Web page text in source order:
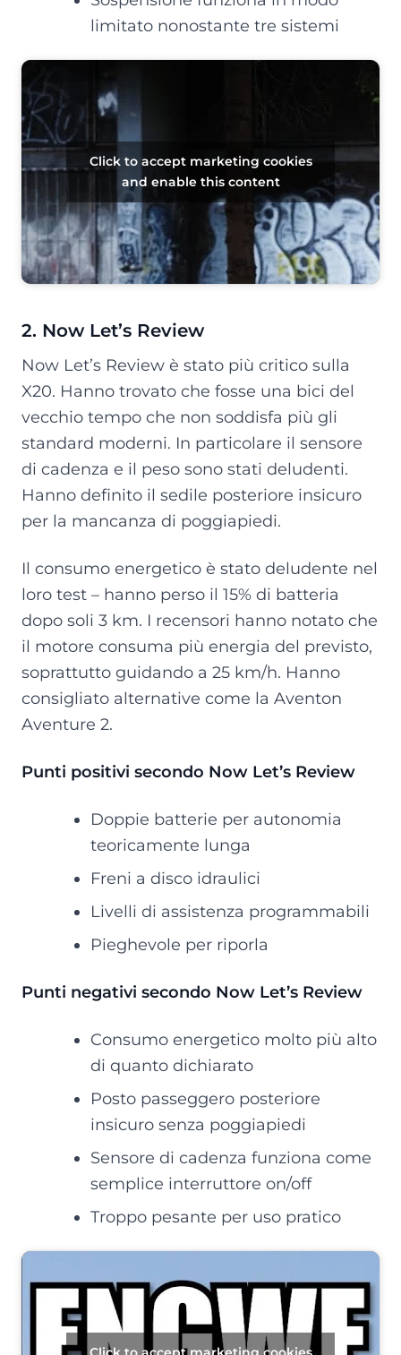
limitato nonostante tre sistemi
Click to accept marketing cookies
and enable this content
2. Now Let’s Review
Now Let’s Review è stato più critico sulla
X20. Hanno trovato che fosse una bici del
vecchio tempo che non soddisfa più gli
standard moderni. In particolare il sensore
di cadenza e il peso sono stati deludenti.
Hanno definito il sedile posteriore insicuro
per la mancanza di poggiapiedi.
Il consumo energetico è stato deludente nel
loro test – hanno perso il 15% di batteria
dopo soli 3 km. I recensori hanno notato che
il motore consuma più energia del previsto,
soprattutto guidando a 25 km/h. Hanno
consigliato alternative come la Aventon
Aventure 2.
Punti positivi secondo Now Let’s Review
Doppie batterie per autonomia
teoricamente lunga
Freni a disco idraulici
Livelli di assistenza programmabili
Pieghevole per riporla
Punti negativi secondo Now Let’s Review
Consumo energetico molto più alto
di quanto dichiarato
Posto passeggero posteriore
insicuro senza poggiapiedi
Sensore di cadenza funziona come
semplice interruttore on/off
Troppo pesante per uso pratico